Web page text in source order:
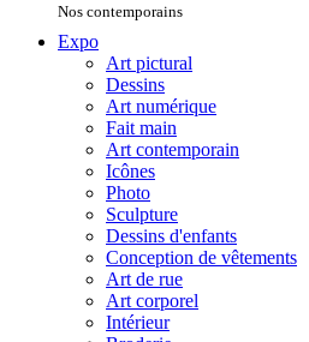
Nos contemporains
Expo
Art pictural
Dessins
Art numérique
Fait main
Art contemporain
Icônes
Photo
Sculpture
Dessins d'enfants
Conception de vêtements
Art de rue
Art corporel
Intérieur